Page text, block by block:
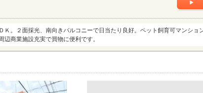
Ｋ。２面採光、南向きバルコニーで日当たり良好。ペット飼育可マンショ
商業施設充実で買物に便利です。